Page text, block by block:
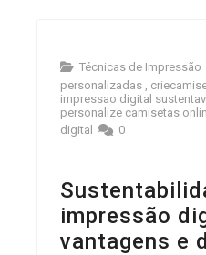
Técnicas de Impressão
personalizadas
impressao digital
personalize camisetas
digital
0
impressão
vantagens e